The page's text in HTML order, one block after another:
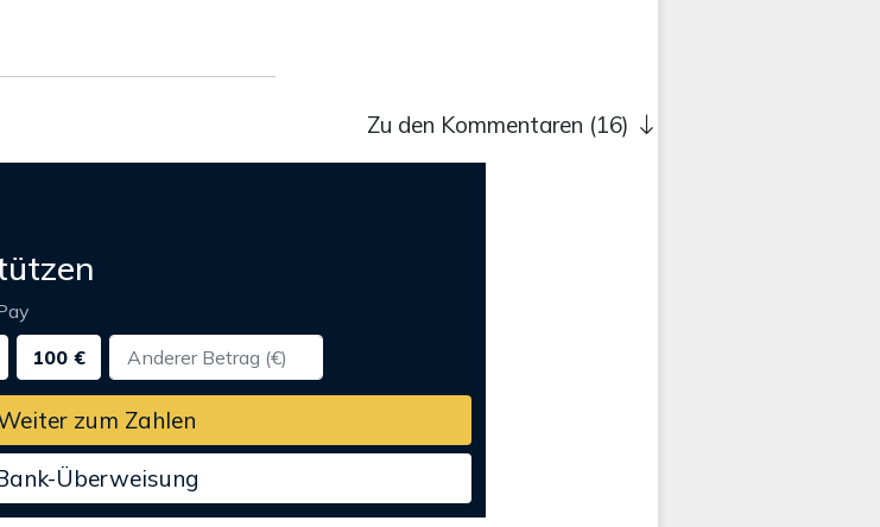
Zu den Kommentaren (16)
100 €
zum Zahlen
Überweisung